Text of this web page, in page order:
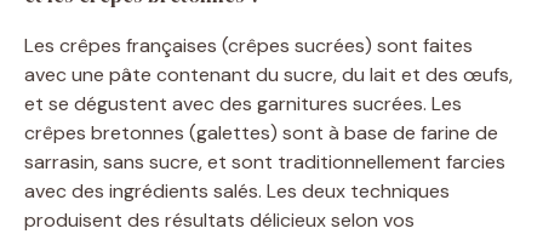
Les crêpes françaises (crêpes sucrées) sont faites
avec une pâte contenant du sucre, du lait et des œufs,
et se dégustent avec des garnitures sucrées. Les
crêpes bretonnes (galettes) sont à base de farine de
sarrasin, sans sucre, et sont traditionnellement farcies
avec des ingrédients salés. Les deux techniques
produisent des résultats délicieux selon vos